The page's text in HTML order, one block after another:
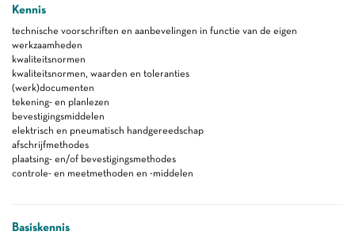
Kennis
technische voorschriften en aanbevelingen in functie van de eigen
werkzaamheden
kwaliteitsnormen
kwaliteitsnormen, waarden en toleranties
(werk)documenten
tekening- en planlezen
bevestigingsmiddelen
elektrisch en pneumatisch handgereedschap
afschrijfmethodes
plaatsing- en/of bevestigingsmethodes
controle- en meetmethoden en -middelen
Basiskennis